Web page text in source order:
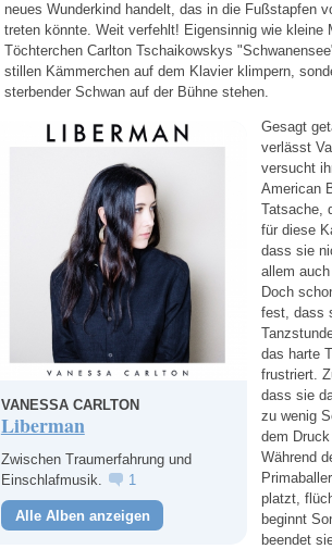
neues Wunderkind handelt, das in die Fußstapfen
treten könnte. Weit verfehlt! Eigensinnig wie kleine
Töchterchen Carlton Tschaikowskys
stillen Kämmerchen auf dem Klavier klimpern,
sterbender Schwan auf der Bühne stehen.
VANESSA CARLTON
Liberman
Zwischen Traumerfahrung und
Einschlafmusik.
1
Alle Alben anzeigen
Gesagt
verlässt
versucht
American
Tatsache,
für diese
dass sie
allem
Doch
fest, dass
das harte
frustriert.
dass sie
zu wenig
dem
Während
platzt,
beginnt
beendet